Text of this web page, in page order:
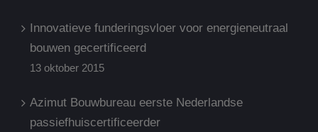
Innovatieve funderingsvloer voor energieneutraal
bouwen gecertificeerd
13 oktober 2015
Azimut Bouwbureau eerste Nederlandse
passiefhuiscertificeerder